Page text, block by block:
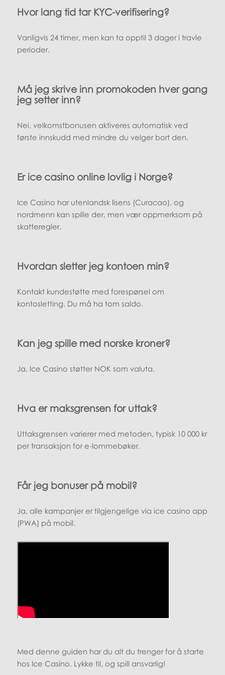
Hvor lang tid tar KYC-verifisering?
Vanligvis 24 timer, men kan ta opptil 3 dager i travle
perioder.
Må jeg skrive inn promokoden hver gang
jeg setter inn?
Nei, velkomstbonusen aktiveres automatisk ved
første innskudd med mindre du velger bort den.
Er ice casino online lovlig i Norge?
Ice Casino har utenlandsk lisens (Curacao), og
nordmenn kan spille der, men vær oppmerksom på
skatteregler.
Hvordan sletter jeg kontoen min?
Kontakt kundestøtte med forespørsel om
kontosletting. Du må ha tom saldo.
Kan jeg spille med norske kroner?
Ja, Ice Casino støtter NOK som valuta.
Hva er maksgrensen for uttak?
Uttaksgrensen varierer med metoden, typisk 10 000 kr
per transaksjon for e-lommebøker.
Får jeg bonuser på mobil?
Ja, alle kampanjer er tilgjengelige via ice casino app
(PWA) på mobil.
Med denne guiden har du alt du trenger for å starte
hos Ice Casino. Lykke til, og spill ansvarlig!